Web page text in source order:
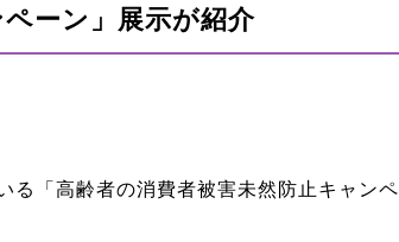
ーン」展示が紹介
る「高齢者の消費者被害未然防止キャンペ